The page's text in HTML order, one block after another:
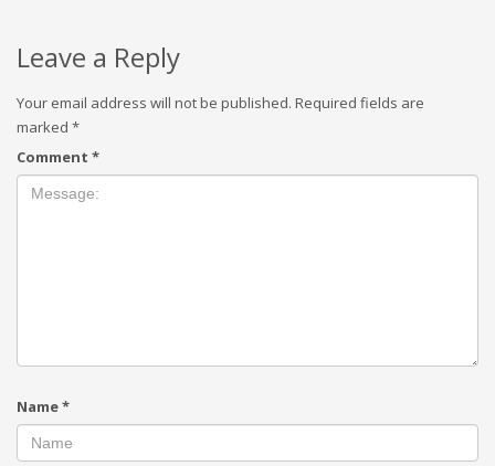
Leave a Reply
Your email address will not be published. Required fields are
marked *
Comment *
Name*